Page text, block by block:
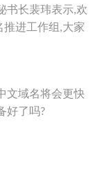
书长裴玮表示,欢
进工作组,大家
文域名将会更快
好了吗?